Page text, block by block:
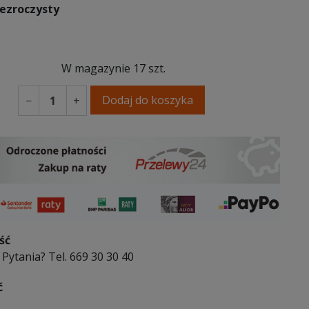
W magazynie 17 szt.
− + Dodaj do koszyka
Tel. 669 30 30 40